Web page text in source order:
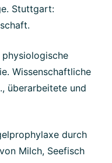
Stuttgart:
physiologische
Wissenschaftliche
überarbeitete und
durch
Milch, Seefisch